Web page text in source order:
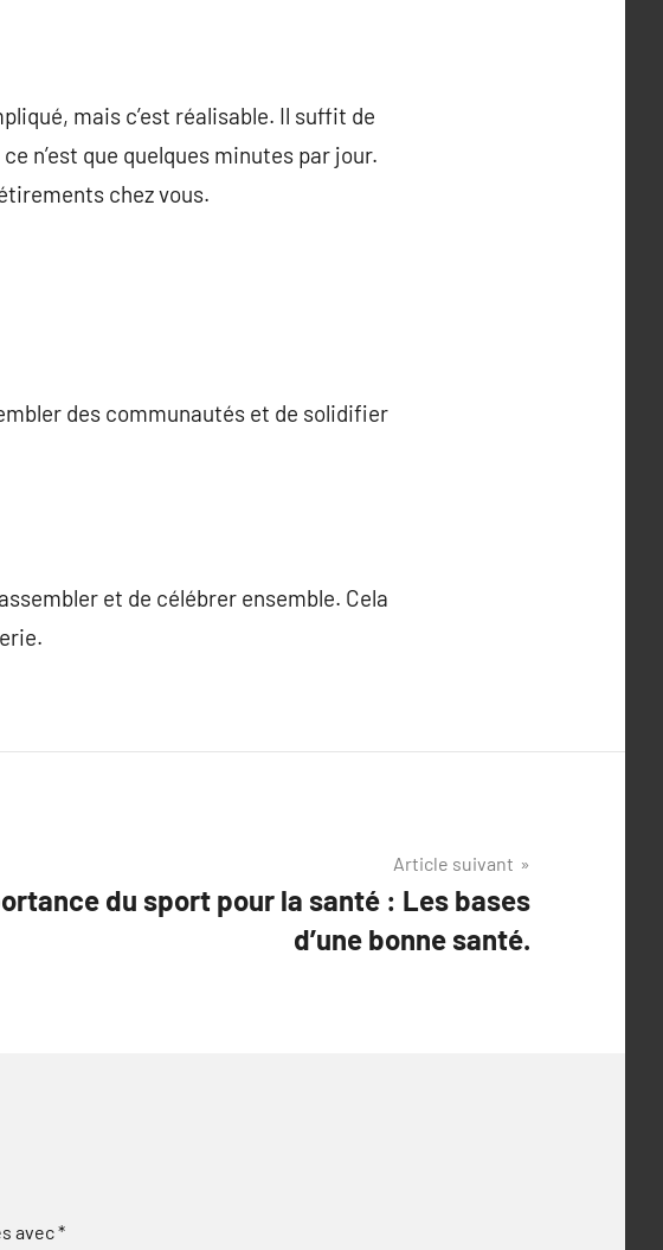
mais c’est réalisable. Il suffit de
n’est que quelques minutes par jour.
chez vous.
des communautés et de solidifier
et de célébrer ensemble. Cela
Article suivant
du sport pour la santé : Les bases
d’une bonne santé.
avec*